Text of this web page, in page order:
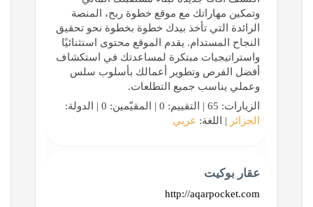
وتمكين مهاراتك مع موقع خطوة ربح، المنصة
الرائدة التي تأخذ بيدك خطوة بخطوة نحو تحقيق
النجاح المستدام. يقدم الموقع محتوى استثنائيًا
واستراتيجيات مبتكرة لمساعدتك في استكشاف
أفضل الفرص وتطوير أعمالك بأسلوب سلس
وعملي يناسب جميع التطلعات.
الزيارات: 65 | التقييم: 0 | المقيّمين: 0 | الدولة:
الجزائر | اللغة: عربي
عقار بوكيت
http://aqarpocket.com